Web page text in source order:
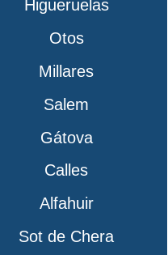
Higueruelas
Otos
Millares
Salem
Gátova
Calles
Alfahuir
Sot de Chera